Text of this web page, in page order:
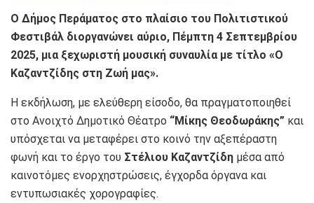
Ο Δήμος Περάματος στο πλαίσιο του Πολιτιστικού
Φεστιβάλ διοργανώνει αύριο, Πέμπτη 4 Σεπτεμβρίου
2025, μια ξεχωριστή μουσική συναυλία με τίτλο «Ο
Καζαντζίδης στη Ζωή μας».
Η εκδήλωση, με ελεύθερη είσοδο, θα πραγματοποιηθεί
στο Ανοιχτό Δημοτικό Θέατρο “Μίκης Θεοδωράκης” και
υπόσχεται να μεταφέρει στο κοινό την αξεπέραστη
φωνή και το έργο του Στέλιου Καζαντζίδη μέσα από
καινοτόμες ενορχηστρώσεις, έγχορδα όργανα και
εντυπωσιακές χορογραφίες.